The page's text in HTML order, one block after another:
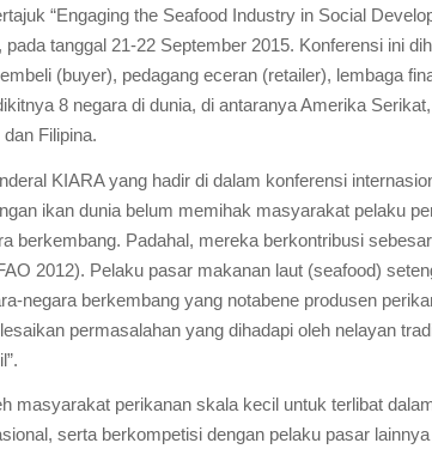
“Engaging the Seafood Industry in Social
tanggal 21-22 September 2015. Konferensi ini
(buyer), pedagang eceran (retailer), lembaga
8 negara di dunia, di antaranya Amerika
Filipina.
KIARA yang hadir di dalam konferensi
ikan dunia belum memihak masyarakat pelaku
berkembang. Padahal, mereka berkontribusi
2012). Pelaku pasar makanan laut (seafood)
negara berkembang yang notabene produsen
permasalahan yang dihadapi oleh nelayan
masyarakat perikanan skala kecil untuk terlibat
serta berkompetisi dengan pelaku pasar